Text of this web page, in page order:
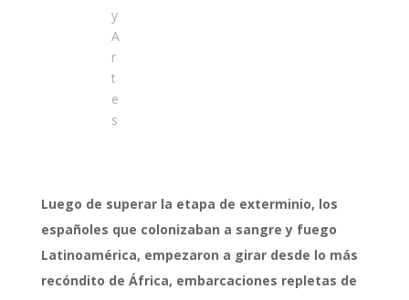
y
A
r
t
e
s
Luego de superar la etapa de exterminio, los
españoles que colonizaban a sangre y fuego
Latinoamérica, empezaron a girar desde lo más
recóndito de África, embarcaciones repletas de